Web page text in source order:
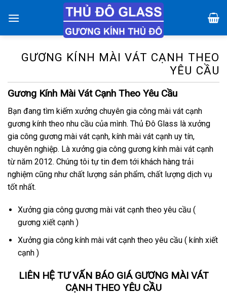
đến
GƯƠNG KÍNH MÀI VÁT CẠNH THEO
YÊU CẦU
Gương Kính Mài Vát Cạnh Theo Yêu Cầu
Bạn đang tìm kiếm xưởng chuyên gia công mài vát cạnh
gương kính theo nhu cầu của mình. Thủ Đô Glass là xưởng
gia công gương mài vát cạnh, kính mài vát cạnh uy tín,
chuyên nghiệp. Là xưởng gia công gương kính mài vát cạnh
từ năm 2012. Chúng tôi tự tin đem tới khách hàng trải
nghiệm cũng như chất lượng sản phẩm, chất lượng dịch vụ
tốt nhất.
Xưởng gia công gương mài vát cạnh theo yêu cầu (
gương xiết cạnh )
Xưởng gia công kính mài vát cạnh theo yêu cầu ( kính xiết
cạnh )
LIÊN HỆ TƯ VẤN BÁO GIÁ GƯƠNG MÀI VÁT
CẠNH THEO YÊU CẦU